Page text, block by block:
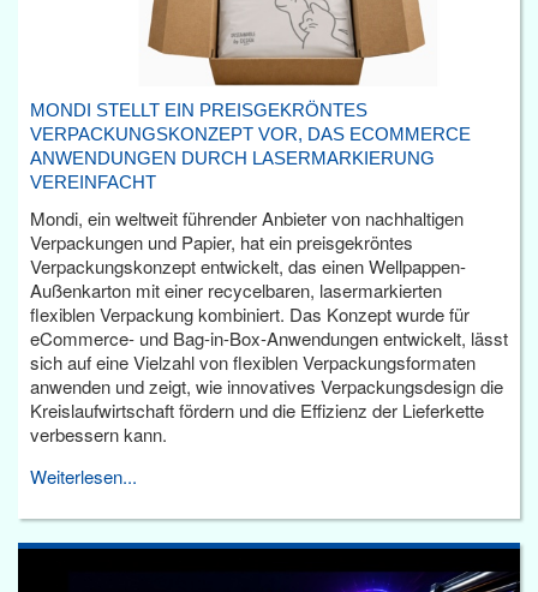
MONDI STELLT EIN PREISGEKRÖNTES
VERPACKUNGSKONZEPT VOR, DAS ECOMMERCE
ANWENDUNGEN DURCH LASERMARKIERUNG
VEREINFACHT
Mondi, ein weltweit führender Anbieter von nachhaltigen
Verpackungen und Papier, hat ein preisgekröntes
Verpackungskonzept entwickelt, das einen Wellpappen-
Außenkarton mit einer recycelbaren, lasermarkierten
flexiblen Verpackung kombiniert. Das Konzept wurde für
eCommerce- und Bag-in-Box-Anwendungen entwickelt, lässt
sich auf eine Vielzahl von flexiblen Verpackungsformaten
anwenden und zeigt, wie innovatives Verpackungsdesign die
Kreislaufwirtschaft fördern und die Effizienz der Lieferkette
verbessern kann.
Weiterlesen...